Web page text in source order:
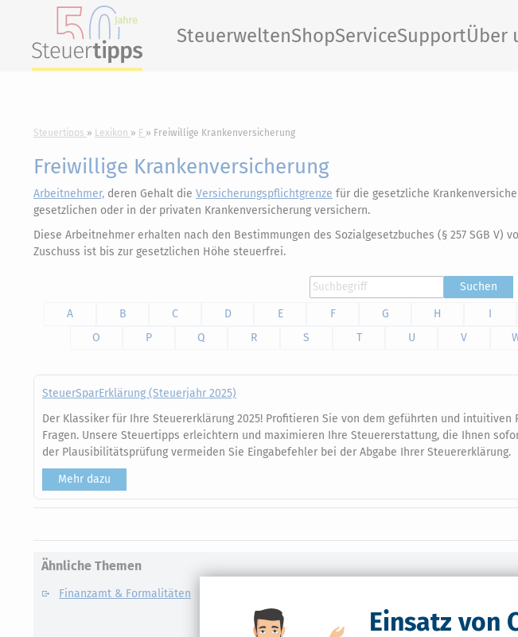
Einsatz von
SteuerweltenShopServiceSupportÜber
Steuertipps Lexikon F Freiwillige Krankenversicherung
Freiwillige Krankenversicherung
Arbeitnehmer, deren Gehalt die Versicherungspflichtgrenze für die gesetzliche
gesetzlichen oder in der privaten Krankenversicherung versichern.
Diese Arbeitnehmer erhalten nach den Bestimmungen des Sozialgesetzbuches (§ 257 SGB V)
Zuschuss ist bis zur gesetzlichen Höhe steuerfrei.
Suchen
A
B C D E F G H I
O
P Q R S T U V
SteuerSparErklärung (Steuerjahr 2025)
Der Klassiker für Ihre Steuererklärung 2025! Profitieren Sie von dem geführten und
Fragen. Unsere Steuertipps erleichtern und maximieren Ihre Steuererstattung, die Ihnen
der Plausibilitätsprüfung vermeiden Sie Eingabefehler bei der Abgabe Ihrer Steuererklärung.
Mehr dazu
Ähnliche Themen
Finanzamt & Formalitäten